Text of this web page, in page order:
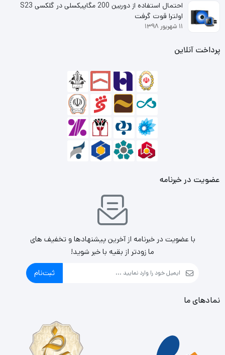
مانیتور جی پلاس GPLUS
آی پی اس زاویه دید بیشتری را نسبت به فناوری‌های پنل دیگر
و همچنین با افزایش کیفیت رنگ و سرعت پاسخگویی و
صفحه نمایشگز های IPS آی پی اس معمولا به صورت مات می
باشد مگر در برخی از صفحه نمایش های تاچ بر روی صفحه براقی
جهت راحتتر حرکت کردن دست بر روی آنها کشیده می شود.
احتمال استفاده از دوربین 200 مگاپیکسلی در گلکسی S23
اولترا قوت گرفت
۱۱ شهریور ۱۳۹۸
پرداخت آنلاین
عضویت در خبرنامه
با عضویت در خبرنامه از آخرین پیشنهادها و تخفیف های
ما زودتر از بقیه با خبر شوید!
ثبت‌نام
نمادهای ما